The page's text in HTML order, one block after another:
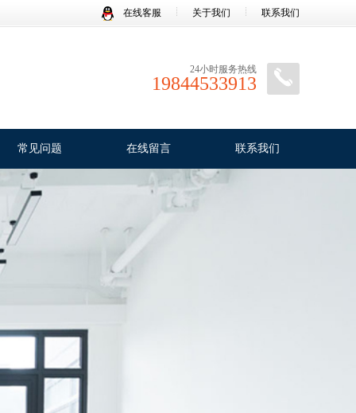
在线客服 关于我们 联系我们
24小时服务热线
19844533913
常见问题 在线留言 联系我们